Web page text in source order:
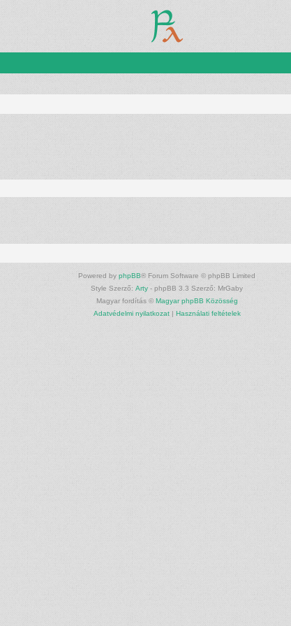
Powered by phpBB® Forum Software © phpBB Limited
Style Szerző: Arty - phpBB 3.3 Szerző: MrGaby
Magyar fordítás © Magyar phpBB Közösség
Adatvédelmi nyilatkozat| Használati feltételek